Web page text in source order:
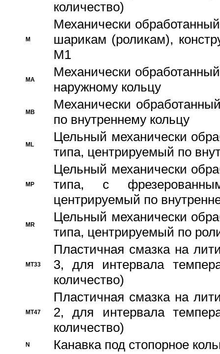
количество)
M
Механически
шарикам (роликам),
M1
MA
Механически
наружному кольцу
MB
Механически
по внутреннему кольцу
ML
Цельный механически
типа, центрируемый по
MP
Цельный механически
типа, с
центрируемый по
MR
Цельный механически
типа, центрируемый по
MT33
Пластичная смазка на
3, для интервала
количество)
MT47
Пластичная смазка на
2, для интервала
количество)
N Канавка под стопорное